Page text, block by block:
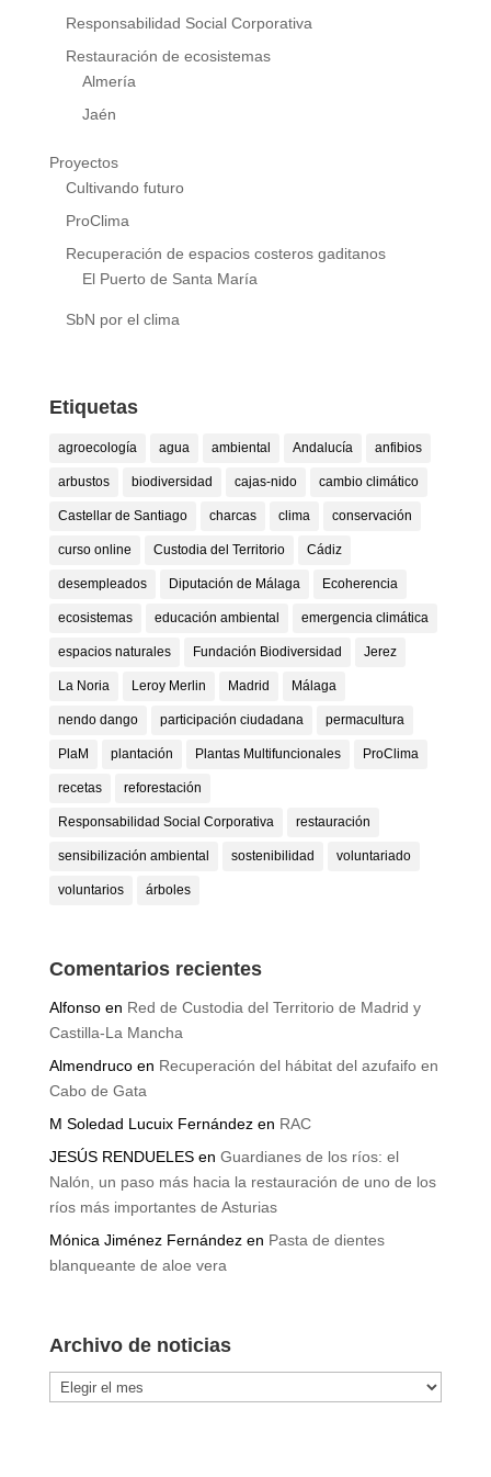
Responsabilidad Social Corporativa
Restauración de ecosistemas
Almería
Jaén
Proyectos
Cultivando futuro
ProClima
Recuperación de espacios costeros gaditanos
El Puerto de Santa María
SbN por el clima
Etiquetas
agroecología agua ambiental Andalucía anfibios
arbustos biodiversidad cajas-nido cambio climático
Castellar de Santiago charcas clima conservación
curso online Custodia del Territorio Cádiz
desempleados Diputación de Málaga Ecoherencia
ecosistemas educación ambiental emergencia climática
espacios naturales Fundación Biodiversidad Jerez
La Noria Leroy Merlin Madrid Málaga
nendo dango participación ciudadana permacultura
PlaM plantación Plantas Multifuncionales ProClima
recetas reforestación
Responsabilidad Social Corporativa restauración
sensibilización ambiental sostenibilidad voluntariado
voluntarios árboles
Comentarios recientes
Alfonsoen Red de Custodia del Territorio de Madrid y
Castilla-La Mancha
Almendrucoen Recuperación del hábitat del azufaifo en
Cabo de Gata
M Soledad Lucuix Fernándezen RAC
JESÚS RENDUELESen Guardianes de los ríos: el
Nalón, un paso más hacia la restauración de uno de los
ríos más importantes de Asturias
Mónica Jiménez Fernándezen Pasta de dientes
blanqueante de aloe vera
Archivo de noticias
Archivo
de